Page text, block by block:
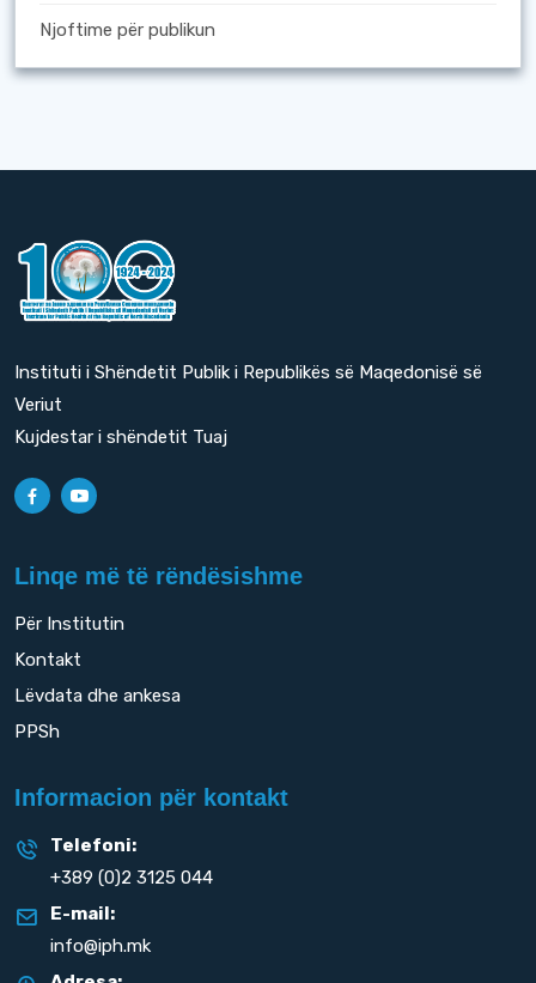
Njoftime për publikun
Instituti i Shëndetit Publik i Republikës së Maqedonisë së
Veriut
Kujdestar i shëndetit Tuaj
Linqe më të rëndësishme
Për Institutin
Kontakt
Lëvdata dhe ankesa
PPSh
Informacion për kontakt
Telefoni:
+389 (0)2 3125 044
E-mail:
info@iph.mk